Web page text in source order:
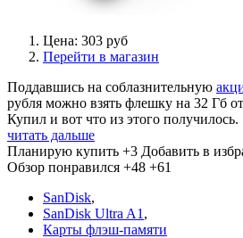
Цена: 303 руб
Перейти в магазин
Поддавшись на соблазнительную
рубля можно взять флешку на 32 Гб
Купил и вот что из этого получилось.
читать дальше
Планирую купить +3 Добавить в
Обзор понравился +48 +61
SanDisk,
SanDisk Ultra A1 ,
Карты флэш-памяти